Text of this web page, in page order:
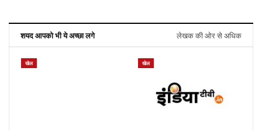
शयद आपको भी ये अच्छा लगे लेखक की ओर से अधिक
खेल खेल